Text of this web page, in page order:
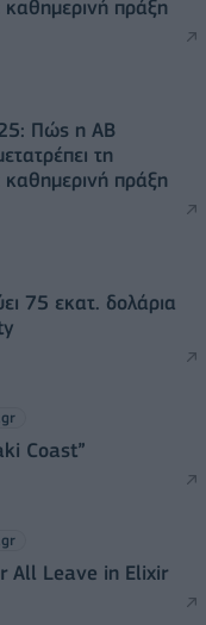
καθημερινή πράξη
Πώς η ΑΒ
τη
καθημερινή πράξη
75 εκατ. δολάρια
Coast”
All Leave in Elixir